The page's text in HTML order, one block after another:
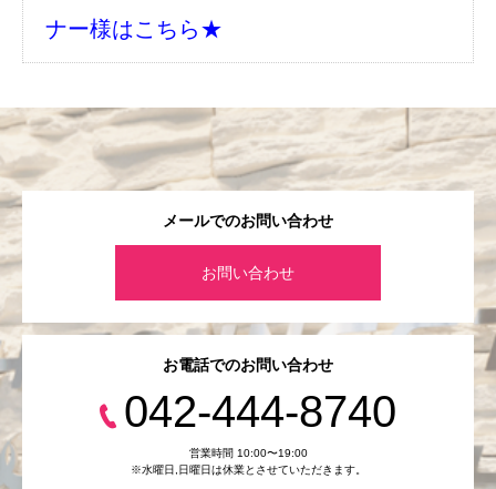
ナー様はこちら★
メールでのお問い合わせ
お問い合わせ
お電話でのお問い合わせ
042-444-8740
営業時間 10:00〜19:00
※水曜日,⽇曜日は休業とさせていただきます。